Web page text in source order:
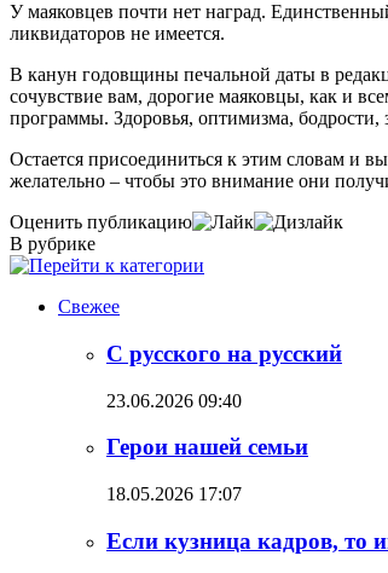
У маяковцев почти нет наград.
ликвидаторов не имеется.
В канун годовщины печальной даты в
сочувствие вам, дорогие маяковцы, как и
программы. Здоровья, оптимизма,
Остается присоединиться к этим словам и
желательно – чтобы это внимание они
Оценить публикацию
В рубрике
Свежее
С русского на русский
23.06.2026 09:40
Герои нашей семьи
18.05.2026 17:07
Если кузница кадров, то